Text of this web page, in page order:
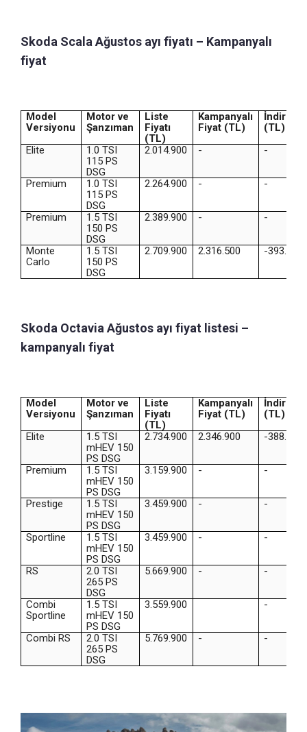
Skoda Scala Ağustos ayı fiyatı – Kampanyalı
fiyat
Model
Versiyonu
Motor ve
Şanzıman
Liste
Fiyatı
(TL)
Kampanyalı
Fiyat (TL)
İndirim
(TL)
Elite
1.0 TSI
115 PS
DSG
2.014.900 - -
Premium
1.0 TSI
115 PS
DSG
2.264.900 - -
Premium
1.5 TSI
150 PS
DSG
2.389.900 - -
Monte
Carlo
1.5 TSI
150 PS
DSG
2.709.900 2.316.500 -393.400
Skoda Octavia Ağustos ayı fiyat listesi –
kampanyalı fiyat
Model
Versiyonu
Motor ve
Şanzıman
Liste
Fiyatı
(TL)
Kampanyalı
Fiyat (TL)
İndirim
(TL)
Elite
1.5 TSI
mHEV 150
PS DSG
2.734.900 2.346.900 -388.000
Premium
1.5 TSI
mHEV 150
PS DSG
3.159.900 - -
Prestige
1.5 TSI
mHEV 150
PS DSG
3.459.900 - -
Sportline
1.5 TSI
mHEV 150
PS DSG
3.459.900 - -
RS
2.0 TSI
265 PS
DSG
5.669.900 - -
Combi
Sportline
1.5 TSI
mHEV 150
PS DSG
3.559.900 -
Combi RS
2.0 TSI
265 PS
DSG
5.769.900 - -